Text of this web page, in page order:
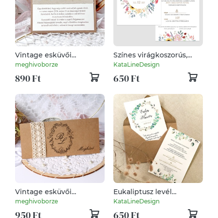
Vintage esküvői
meghívó négyzetes
formátumban
meghivoborze
890 Ft
Színes virágkoszorús,
kétoldalas esküvői
KataLineDesign
650 Ft
Vintage esküvői
meghívó csipkével
meghivoborze
950 Ft
Eukaliptusz levél
koszorús esküvői
KataLineDesign
650 Ft